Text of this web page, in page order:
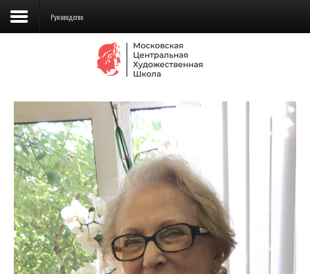
Сведения об образовательной
Училище
Детская Художественная школа
Поступающим
Подготовка
Образование
Руководство